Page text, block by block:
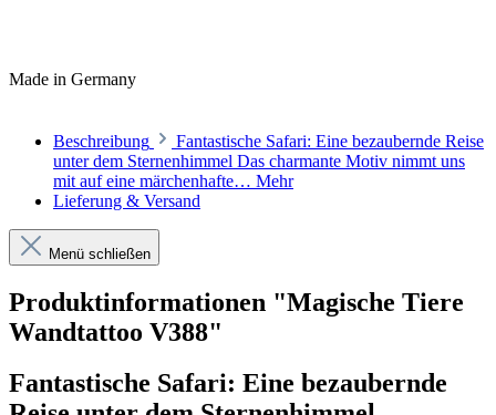
Made in Germany
Beschreibung
Fantastische Safari: Eine bezaubernde Reise
unter dem Sternenhimmel Das charmante Motiv nimmt uns
mit auf eine märchenhafte… Mehr
Lieferung & Versand
Menü schließen
Produktinformationen "Magische Tiere
Wandtattoo V388"
Fantastische Safari: Eine bezaubernde